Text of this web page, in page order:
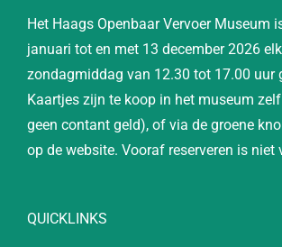
Het Haags Openbaar Vervoer Museum
januari tot en met 13 december 2026
zondagmiddag van 12.30 tot 17.00 uur
Kaartjes zijn te koop in het museum
geen contant geld), of via de groene
op de website. Vooraf reserveren is niet
QUICKLINKS